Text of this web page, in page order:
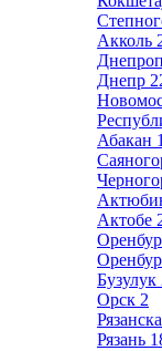
Акколь
Днепр
Абакан
Актобе
Бузулук
Орск 2
Рязань